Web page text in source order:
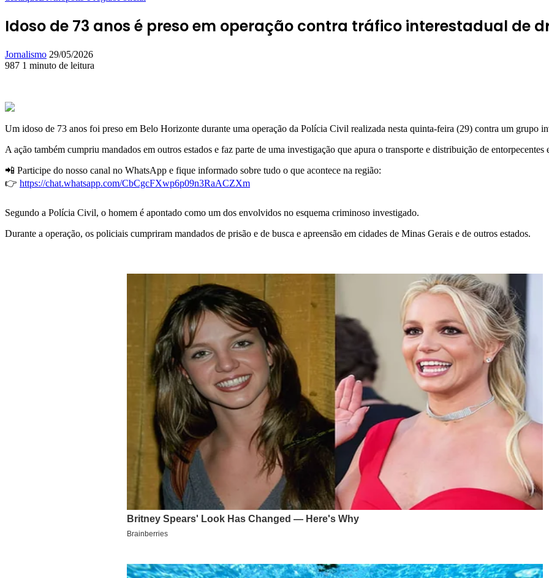
Idoso de 73 anos é preso em operação contra tráfico interestadual de
Jornalismo Mande
um
29/05/2026
987 1 minuto de leitura
Um idoso de 73 anos foi preso em Belo Horizonte durante uma operação da Polícia Civil realizada nesta quinta-feira (29) contra um grupo
A ação também cumpriu mandados em outros estados e faz parte de uma investigação que apura o transporte e distribuição de entorpecentes
📲 Participe do nosso canal no WhatsApp e fique informado sobre tudo o que acontece na região:
👉 https://chat.whatsapp.com/CbCgcFXwp6p09n3RaACZXm
Segundo a Polícia Civil, o homem é apontado como um dos envolvidos no esquema criminoso investigado.
Durante a operação, os policiais cumpriram mandados de prisão e de busca e apreensão em cidades de Minas Gerais e de outros estados.